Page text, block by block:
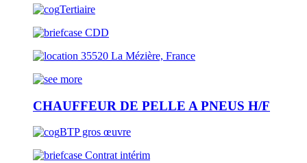
Tertiaire
CDD
35520 La Mézière, France
CHAUFFEUR DE PELLE A PNEUS H/F
BTP gros œuvre
Contrat intérim